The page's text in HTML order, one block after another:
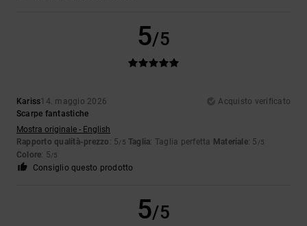
5/5
Kariss14. maggio 2026
Acquisto verificato
Scarpe fantastiche
Mostra originale - English
Rapporto qualità-prezzo : 5/5 Taglia: Taglia perfetta Materiale: 5 /5
Colore: 5/5
Consiglio questo prodotto
5/5